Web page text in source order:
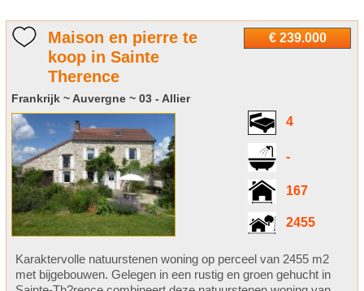
€ 239.000
Maison en pierre te
koop in Sainte
Therence
Frankrijk ~ Auvergne ~ 03 - Allier
4
-
167
2455
Karaktervolle natuurstenen woning op perceel van 2455 m2
met bijgebouwen. Gelegen in een rustig en groen gehucht in